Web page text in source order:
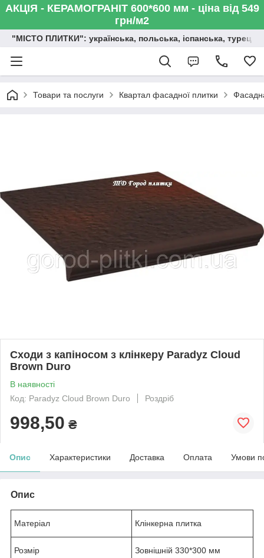
АКЦІЯ - КЕРАМОГРАНІТ 600*600 мм - ціна від 549
грн/м2
"МІСТО ПЛИТКИ": українська, польська, іспанська,
Товари та послуги Квартал фасадної плитки
Сходи з капіносом з клінкеру Paradyz Cloud
Brown Duro
В наявності
Код: Paradyz Cloud Brown Duro
Роздріб
998,50 ₴
Опис Характеристики Доставка Оплата Умови
Опис
Матеріал Клінкерна плитка
Розмір
Зовнішній 330*300 мм